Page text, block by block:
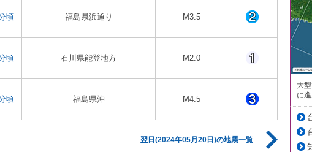
頃 福島県浜通り M3.5
頃 石川県能登地方 M2.0
頃 福島県沖 M4.5
翌日(2024年05月20日)の地震一覧
大
に